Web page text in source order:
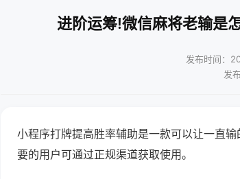
进阶运筹!微信麻将老输是
发布时间：
发
小程序打牌提高胜率辅助是一款可以让一直
要的用户可通过正规渠道获取使用。